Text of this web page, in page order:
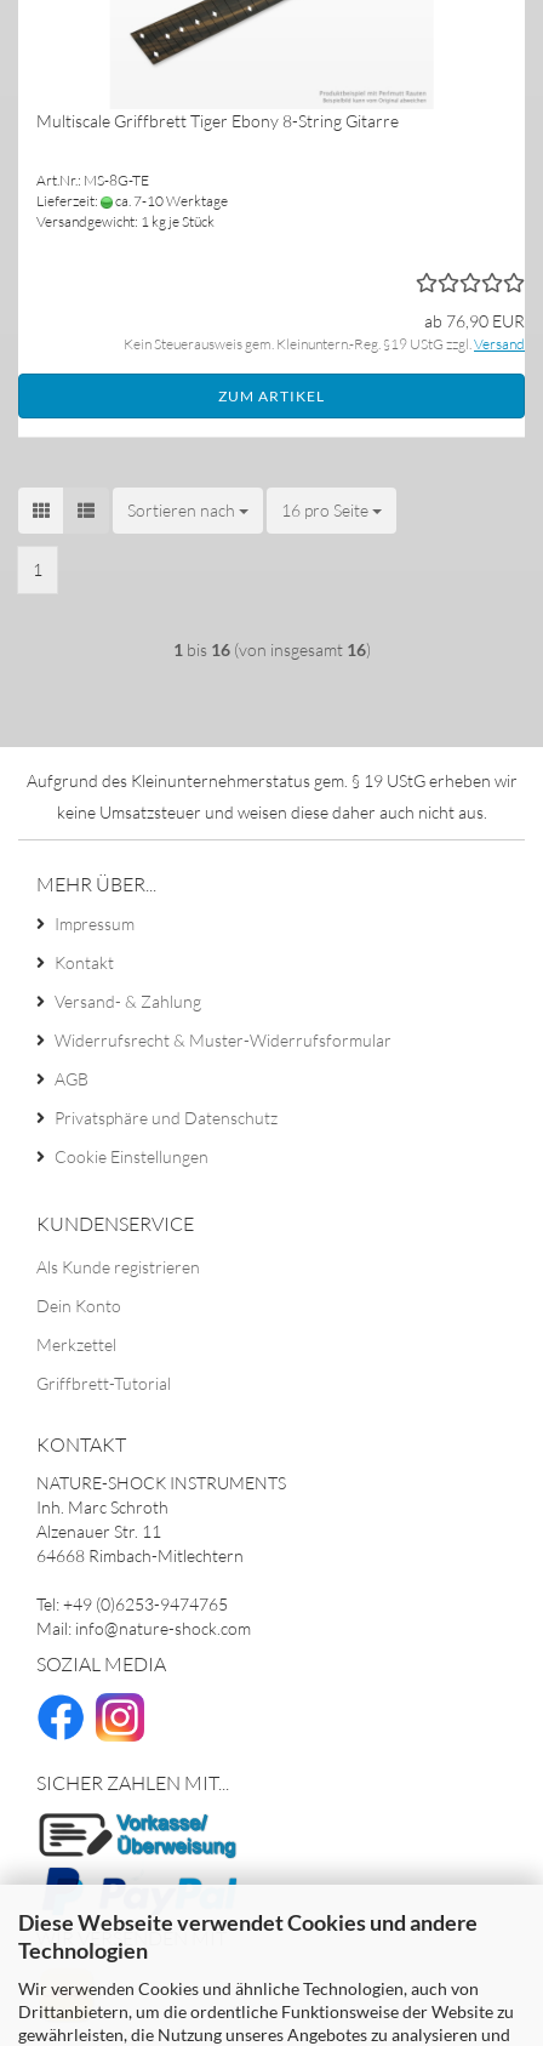
Diese Webseite verwendet Cookies und andere
Technologien
Wir verwenden Cookies und ähnliche Technologien, auch von
Drittanbietern, um die ordentliche Funktionsweise der Website zu
gewährleisten, die Nutzung unseres Angebotes zu analysieren und
Multiscale Griffbrett Tiger Ebony 8-String Gitarre
Art.Nr.: MS-8G-TE
Lieferzeit:
ca. 7-10 Werktage
Versandgewicht: 1 kg je Stück
ab 76,90 EUR
Kein Steuerausweis gem. Kleinuntern.-Reg. §19 UStG zzgl. Versand
ZUM ARTIKEL
Sortieren nach
Sortieren nach 16 pro Seite
pro Seite
1
1 bis 16(von insgesamt 16)
Aufgrund des Kleinunternehmerstatus gem. § 19 UStG erheben wir
keine Umsatzsteuer und weisen diese daher auch nicht aus.
MEHR ÜBER...
Impressum
Kontakt
Versand- & Zahlung
Widerrufsrecht & Muster-Widerrufsformular
AGB
Privatsphäre und Datenschutz
Cookie Einstellungen
KUNDENSERVICE
Als Kunde registrieren
Dein Konto
Merkzettel
Griffbrett-Tutorial
KONTAKT
NATURE-SHOCK INSTRUMENTS
Inh. Marc Schroth
Alzenauer Str. 11
64668 Rimbach-Mitlechtern
Tel: +49 (0)6253-9474765
Mail: info@nature-shock.com
SOZIAL MEDIA
SICHER ZAHLEN MIT...
WIR VERSENDEN MIT